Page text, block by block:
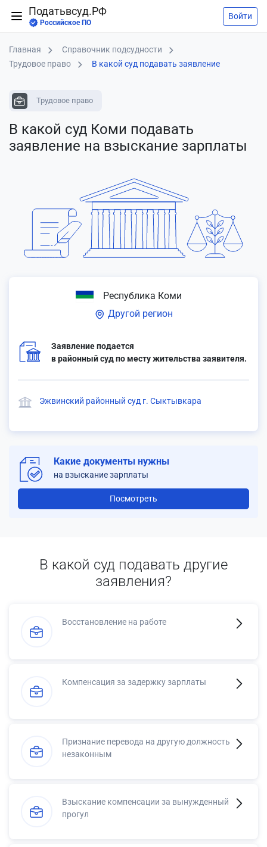
Податьвсуд.РФ
Российское ПО
Войти
Главная
Справочник подсудности
Трудовое право
В какой суд подавать заявление
Трудовое право
В какой суд Коми подавать
заявление на взыскание зарплаты
Республика Коми
Другой регион
Заявление подается
в районный суд по месту жительства заявителя.
Эжвинский районный суд г. Сыктывкара
Какие документы нужны
на взыскание зарплаты
Посмотреть
В какой суд подавать другие
заявления?
Восстановление на работе
Компенсация за задержку зарплаты
Признание перевода на другую должность
незаконным
Взыскание компенсации за вынужденный
прогул